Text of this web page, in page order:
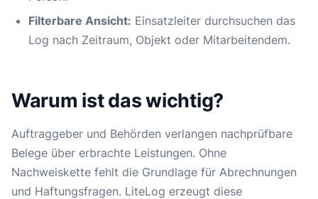
Filterbare Ansicht: Einsatzleiter durchsuchen das
Log nach Zeitraum, Objekt oder Mitarbeitendem.
Warum ist das wichtig?
Auftraggeber und Behörden verlangen nachprüfbare
Belege über erbrachte Leistungen. Ohne
Nachweiskette fehlt die Grundlage für Abrechnungen
und Haftungsfragen. LiteLog erzeugt diese